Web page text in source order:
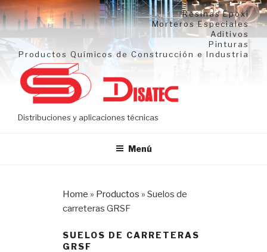
Ir
al
contenido
Resinas Epoxi
Morteros Especiales
Aditivos
Pinturas
Productos Químicos de Construcción e Industria
Distribuciones y aplicaciones técnicas
Menú
Home » Productos »Suelos de
carreteras GRSF
SUELOS DE CARRETERAS
GRSF